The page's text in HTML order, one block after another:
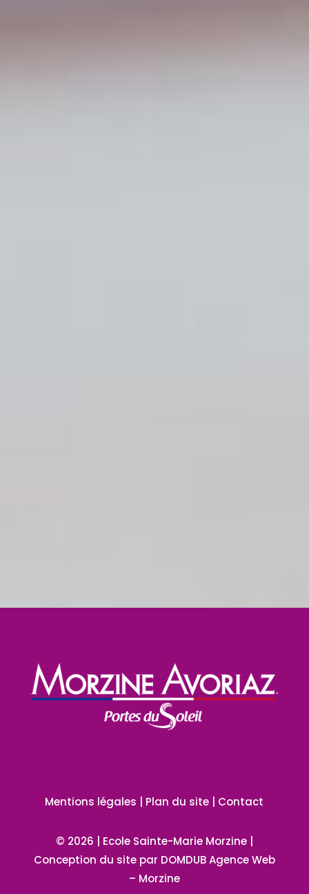
Mentions légales Plan du site Contact
© 2026 | Ecole Sainte-Marie Morzine |
Conception du site par DOMDUB Agence Web
– Morzine